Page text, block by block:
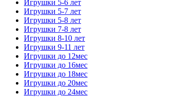
Игрушки 5-6 лет
Игрушки 5-7 лет
Игрушки 5-8 лет
Игрушки 7-8 лет
Игрушки 8-10 лет
Игрушки 9-11 лет
Игрушки до 12мес
Игрушки до 16мес
Игрушки до 18мес
Игрушки до 20мес
Игрушки до 24мес